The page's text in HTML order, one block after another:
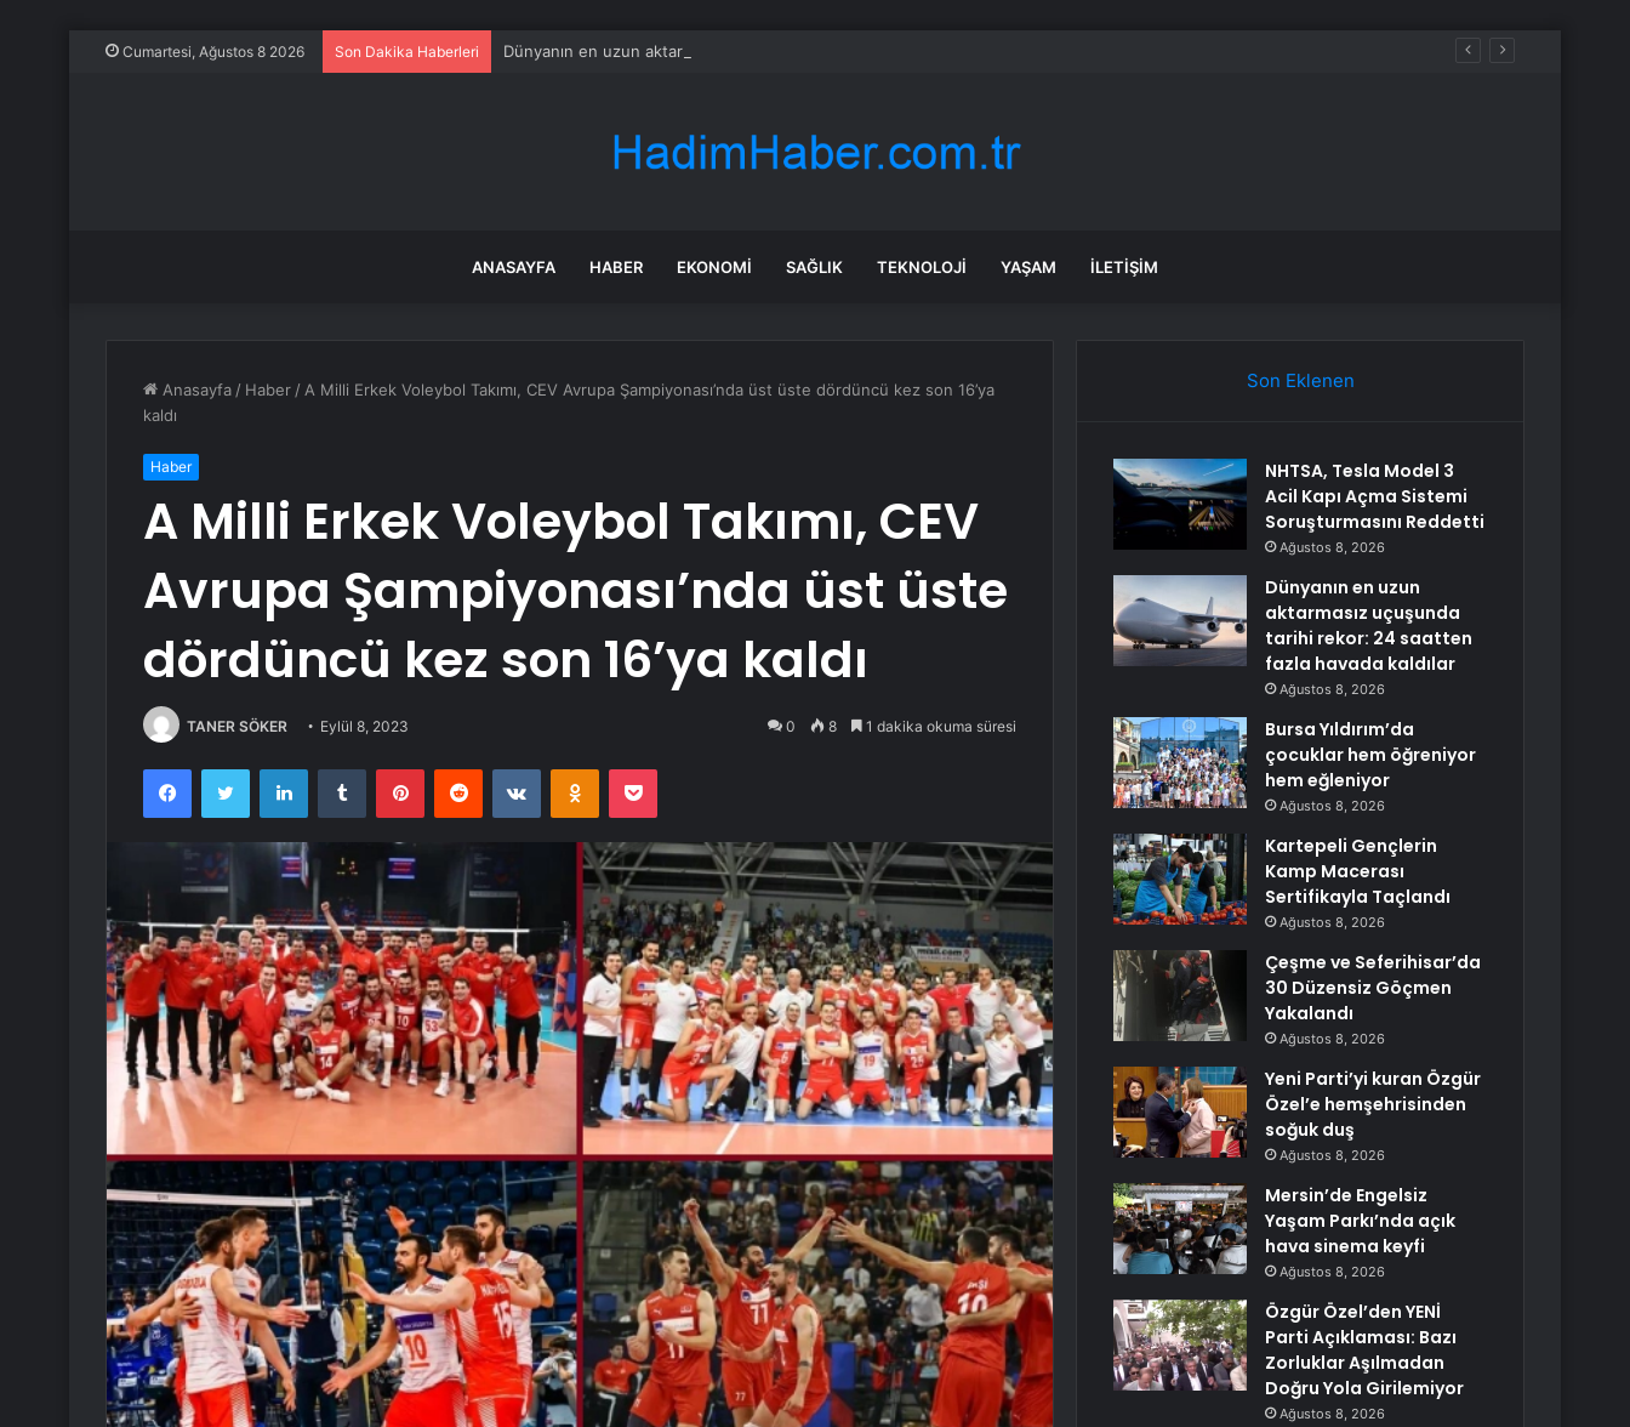
Cumartesi, Ağustos 8 2026 Son Dakika Haberleri Dünyanın en uzun aktarmasız uçuşunda tarihi rekor: 24 saatten fazla havada kaldılar
ANASAYFA HABER EKONOMI SAĞLIK TEKNOLOJI YAŞAM İLETIŞIM
Anasayfa / Haber / A Milli Erkek Voleybol Takımı, CEV Avrupa Şampiyonası’nda üst üste dördüncü kez son 16’ya
kaldı
Haber
A Milli Erkek Voleybol Takımı, CEV
Avrupa Şampiyonası’nda üst üste
dördüncü kez son 16’ya kaldı
TANER SÖKER Eylül 8, 2023 0 8 1 dakika okuma süresi
FacebookTwitter LinkedInTumblr PinterestReddit VKontakteOdnoklassniki
Pocket
Son Eklenen
NHTSA, Tesla Model 3
Acil Kapı Açma Sistemi
Soruşturmasını Reddetti
Ağustos 8, 2026
Dünyanın en uzun
aktarmasız uçuşunda
tarihi rekor: 24 saatten
fazla havada kaldılar
Ağustos 8, 2026
Bursa Yıldırım’da
çocuklar hem öğreniyor
hem eğleniyor
Ağustos 8, 2026
Kartepeli Gençlerin
Kamp Macerası
Sertifikayla Taçlandı
Ağustos 8, 2026
Çeşme ve Seferihisar’da
30 Düzensiz Göçmen
Yakalandı
Ağustos 8, 2026
Yeni Parti’yi kuran Özgür
Özel’e hemşehrisinden
soğuk duş
Ağustos 8, 2026
Mersin’de Engelsiz
Yaşam Parkı’nda açık
hava sinema keyfi
Ağustos 8, 2026
Özgür Özel’den YENİ
Parti Açıklaması: Bazı
Zorluklar Aşılmadan
Doğru Yola Girilemiyor
Ağustos 8, 2026